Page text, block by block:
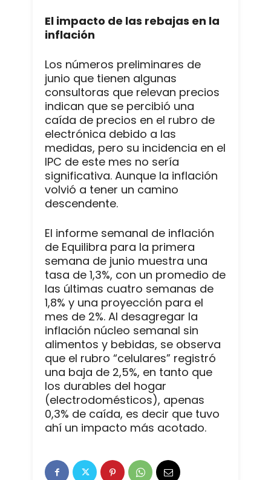
El impacto de las rebajas en la
inflación
Los números preliminares de
junio que tienen algunas
consultoras que relevan precios
indican que se percibió una
caída de precios en el rubro de
electrónica debido a las
medidas, pero su incidencia en el
IPC de este mes no sería
significativa. Aunque la inflación
volvió a tener un camino
descendente.
El informe semanal de inflación
de Equilibra para la primera
semana de junio muestra una
tasa de 1,3%, con un promedio de
las últimas cuatro semanas de
1,8% y una proyección para el
mes de 2%. Al desagregar la
inflación núcleo semanal sin
alimentos y bebidas, se observa
que el rubro “celulares” registró
una baja de 2,5%, en tanto que
los durables del hogar
(electrodomésticos), apenas
0,3% de caída, es decir que tuvo
ahí un impacto más acotado.